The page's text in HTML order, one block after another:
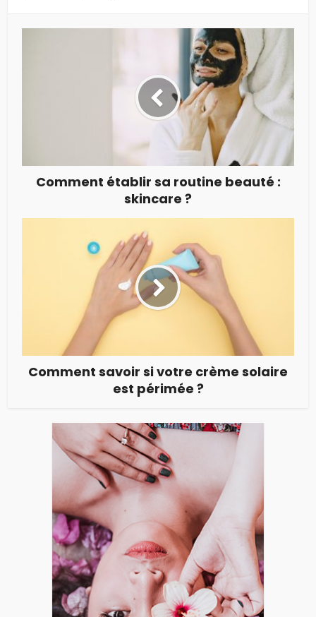
Comment établir sa routine beauté :
skincare ?
Comment savoir si votre crème solaire
est périmée ?